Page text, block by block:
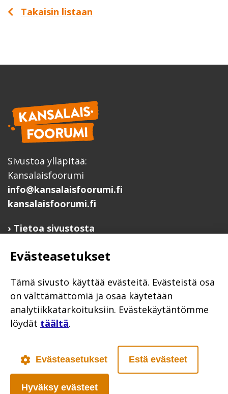
Takaisin listaan
Sivustoa ylläpitää:
Kansalaisfoorumi
info@kansalaisfoorumi.fi
kansalaisfoorumi.fi
Tietoa sivustosta
Ilmoita järjestösi järjestöhakemistoon
Järjestötietäjä-testi
Anna palautetta
Saavutettavuusseloste
Evästekäytännöt
Evästeasetukset
Tämä sivusto käyttää evästeitä. Evästeistä osa
on välttämättömiä ja osaa käytetään
analytiikkatarkoituksiin. Evästekäytäntömme
löydät täältä.
Evästeasetukset Estä evästeet
Hyväksy evästeet